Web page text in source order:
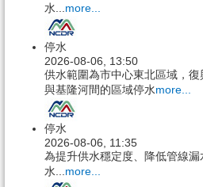
水... more...
停水
2026-08-06, 13:50
供水範圍為市中心東北區域，
與基隆河間的區域停水more...
停水
2026-08-06, 11:35
為提升供水穩定度、降低管線
水... more...